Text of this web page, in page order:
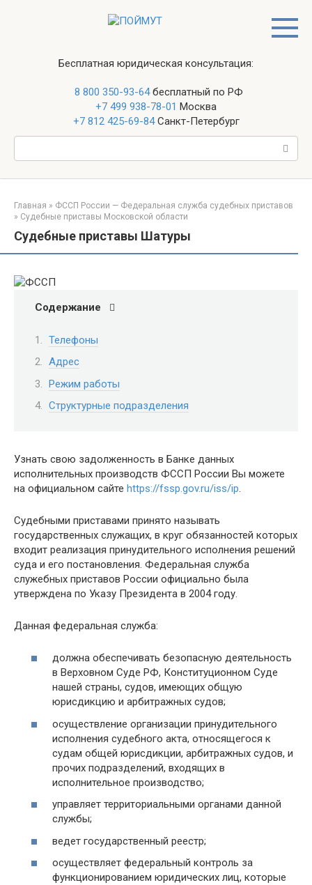
Бесплатная юридическая консультация:
8 800 350-93-64бесплатный по РФ
+7 499 938-78-01 Москва
+7 812 425-69-84Санкт-Петербург
Главная » ФССП России — Федеральная служба судебных приставов
» Судебные приставы Московской области
Судебные приставы Шатуры
Содержание
Телефоны
Адрес
Режим работы
Структурные подразделения
Узнать свою задолженность в Банке данных
исполнительных производств ФССП России Вы можете
на официальном сайте https://fssp.gov.ru/iss/ip
Судебными приставами принято называть
государственных служащих, в круг обязанностей которых
входит реализация принудительного исполнения решений
суда и его постановления. Федеральная служба
служебных приставов России официально была
утверждена по Указу Президента в 2004 году.
Данная федеральная служба:
должна обеспечивать безопасную деятельность
в Верховном Суде РФ, Конституционном Суде
нашей страны, судов, имеющих общую
юрисдикцию и арбитражных судов;
осуществление организации принудительного
исполнения судебного акта, относящегося к
судам общей юрисдикции, арбитражных судов, и
прочих подразделений, входящих в
исполнительное производство;
управляет территориальными органами данной
службы;
ведет государственный реестр;
осуществляет федеральный контроль за
функционированием юридических лиц, которые